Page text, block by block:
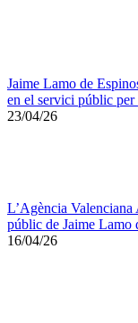
Jaime Lamo de
en el servici públic
23/04/26
L’Agència
públic de Jaime Lamo
16/04/26